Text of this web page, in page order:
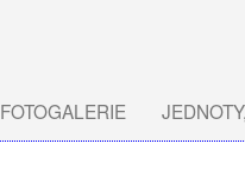
FOTOGALERIE